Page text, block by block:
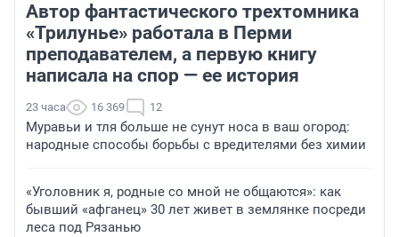
Автор фантастического трехтомника
«Трилунье» работала в Перми
преподавателем, а первую книгу
написала на спор — ее история
23 часа 16 369 12
Муравьи и тля больше не сунут носа в ваш огород:
народные способы борьбы с вредителями без химии
«Уголовник я, родные со мной не общаются»: как
бывший «афганец» 30 лет живет в землянке посреди
леса под Рязанью